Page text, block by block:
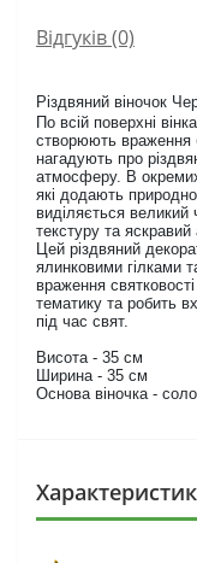
Відгуків (0)
Різдвяний віночок
По всій поверхні
створюють враження
нагадують про
атмосферу. В окремих
які додають
виділяється
текстуру та яскравий
Цей різдвяний
ялинковими гілками
враження
тематику та робить
під час свят.
Висота - 35 см
Ширина - 35 см
Основа віночка -